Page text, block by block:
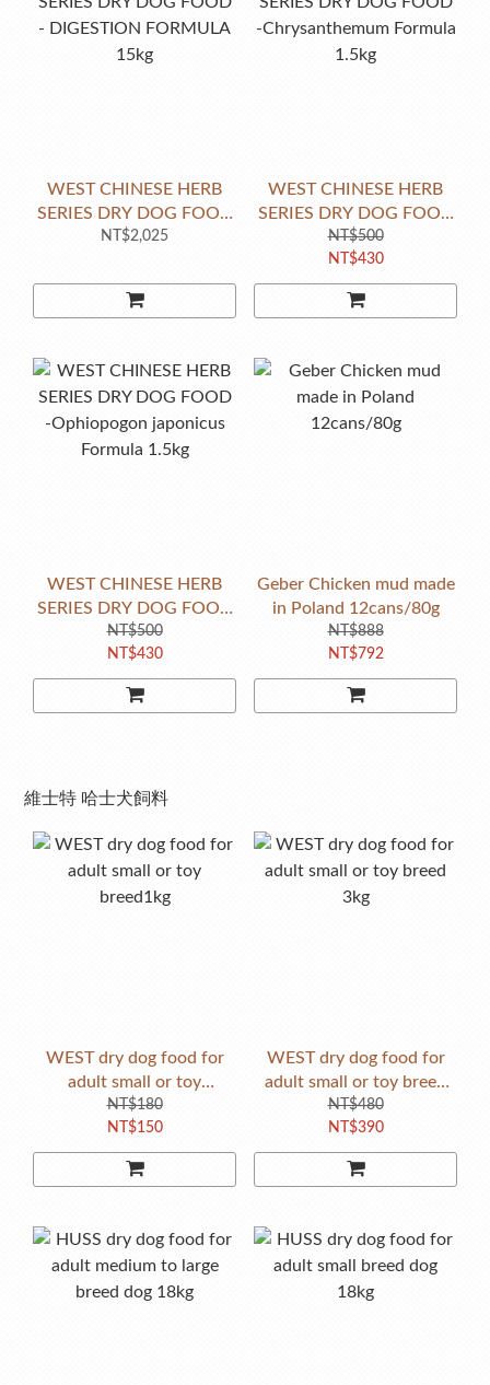
WEST CHINESE HERB
SERIES DRY DOG FOOD
- DIGESTION FORMULA
NT$2,025
WEST CHINESE HERB
SERIES DRY DOG FOOD
-Chrysanthemum Formula
1.5kg
NT$500
NT$430
WEST CHINESE HERB
SERIES DRY DOG FOOD
-Ophiopogon japonicus
Formula 1.5kg
NT$500
NT$430
Geber Chicken mud made
in Poland 12cans/80g
NT$888
NT$792
維士特 哈士犬飼料
WEST dry dog food for
adult small or toy
breed1kg
NT$180
NT$150
WEST dry dog food for
adult small or toy breed
3kg
NT$480
NT$390